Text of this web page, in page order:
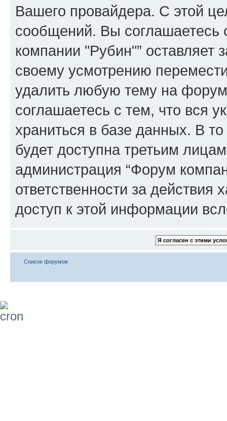
Вашего провайдера. С этой
сообщений. Вы соглашаетесь
компании "Рубин"”
своему усмотрению
удалить любую тему на
соглашаетесь с тем, что вся
храниться в базе данных. В
будет доступна третьим
администрация “Форум
ответственности за действия
доступ к этой информации
Список форумов